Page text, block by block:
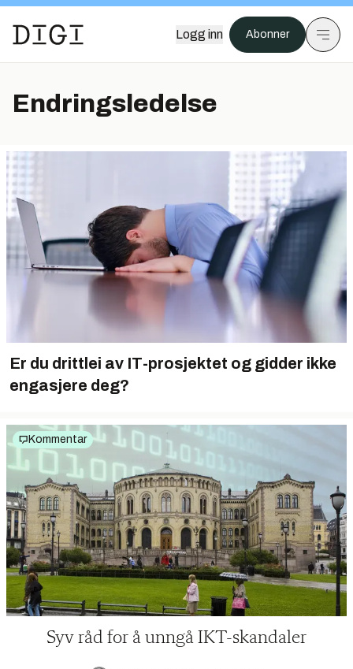
Logg inn Abonner
Endringsledelse
Er du drittlei av IT-prosjektet og gidder ikke
engasjere deg?
Kommentar
Syv råd for å unngå IKT-skandaler